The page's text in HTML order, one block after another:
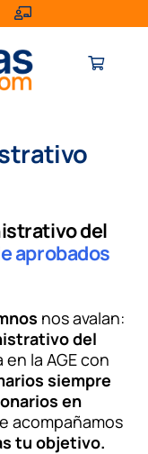
del
aprobados
nos avalan:
del
la AGE con
siempre
en
acompañamos
tu objetivo.